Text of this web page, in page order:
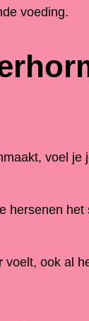
voeding.
voel je
het
voelt, ook al